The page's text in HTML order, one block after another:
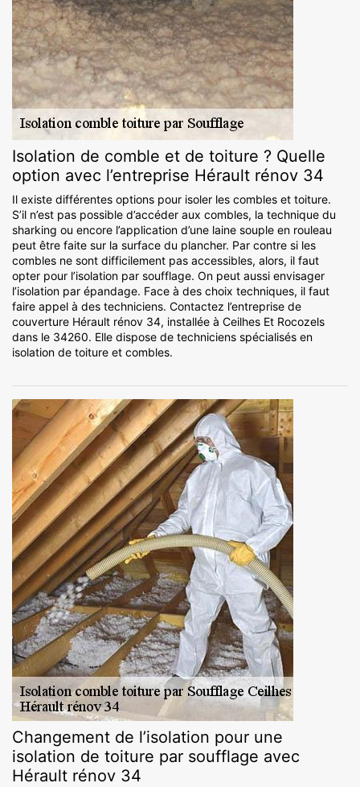
Isolation de comble et de toiture ? Quelle
option avec l’entreprise Hérault rénov 34
Il existe différentes options pour isoler les combles et toiture.
S’il n’est pas possible d’accéder aux combles, la technique du
sharking ou encore l’application d’une laine souple en rouleau
peut être faite sur la surface du plancher. Par contre si les
combles ne sont difficilement pas accessibles, alors, il faut
opter pour l’isolation par soufflage. On peut aussi envisager
l’isolation par épandage. Face à des choix techniques, il faut
faire appel à des techniciens. Contactez l’entreprise de
couverture Hérault rénov 34, installée à Ceilhes Et Rocozels
dans le 34260. Elle dispose de techniciens spécialisés en
isolation de toiture et combles.
Changement de l’isolation pour une
isolation de toiture par soufflage avec
Hérault rénov 34